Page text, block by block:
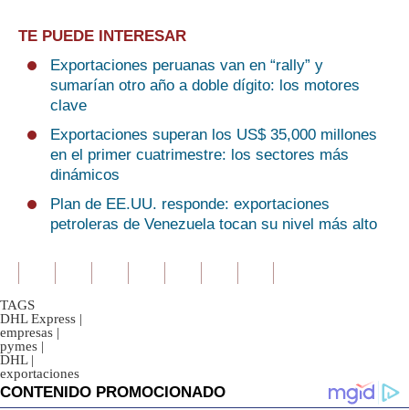
TE PUEDE INTERESAR
Exportaciones peruanas van en “rally” y
sumarían otro año a doble dígito: los motores
clave
Exportaciones superan los US$ 35,000 millones
en el primer cuatrimestre: los sectores más
dinámicos
Plan de EE.UU. responde: exportaciones
petroleras de Venezuela tocan su nivel más alto
TAGS
DHL Express |
empresas |
pymes |
DHL |
exportaciones